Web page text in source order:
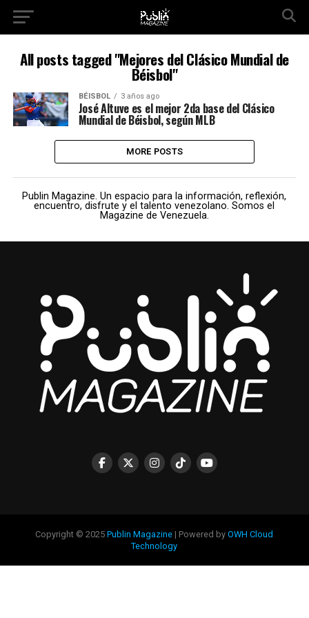
All posts tagged "Mejores del Clásico Mundial de
Béisbol"
BÉISBOL 3 años ago
José Altuve es el mejor 2da base del Clásico
Mundial de Béisbol, según MLB
MORE POSTS
Publin Magazine. Un espacio para la información, reflexión,
encuentro, disfrute y el talento venezolano. Somos el
Magazine de Venezuela.
Copyright © 2025Publin Magazine | Powered byOWH Cloud
Technology